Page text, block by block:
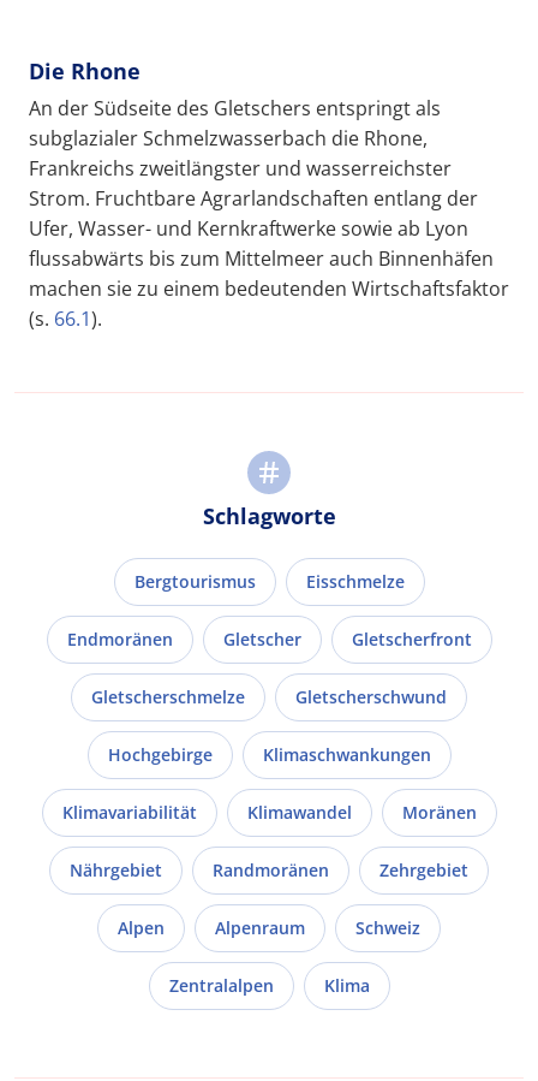
Die Rhone
An der Südseite des Gletschers entspringt als
subglazialer Schmelzwasserbach die Rhone,
Frankreichs zweitlängster und wasserreichster
Strom. Fruchtbare Agrarlandschaften entlang der
Ufer, Wasser- und Kernkraftwerke sowie ab Lyon
flussabwärts bis zum Mittelmeer auch Binnenhäfen
machen sie zu einem bedeutenden Wirtschaftsfaktor
(s. 66.1).
Schlagworte
Bergtourismus Eisschmelze
Endmoränen Gletscher Gletscherfront
Gletscherschmelze Gletscherschwund
Hochgebirge Klimaschwankungen
Klimavariabilität Klimawandel Moränen
Nährgebiet Randmoränen Zehrgebiet
Alpen Alpenraum Schweiz
Zentralalpen Klima